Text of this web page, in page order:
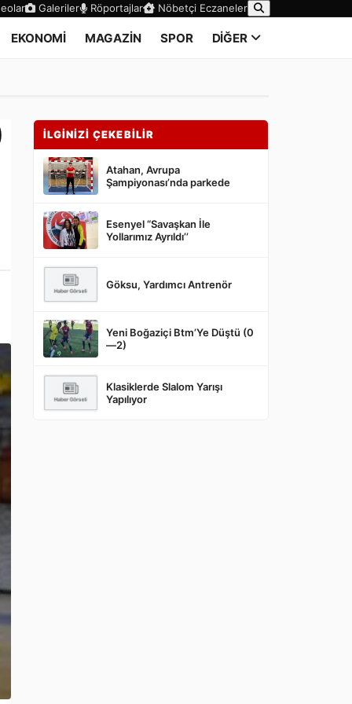
Galeriler Röportajlar Nöbetçi Eczaneler
EKONOMİ MAGAZİN SPOR DİĞER
İLGİNİZİ ÇEKEBİLİR
Atahan, Avrupa
Şampiyonası’nda parkede
Esenyel “Savaşkan İle
Yollarımız Ayrıldı’’
Göksu, Yardımcı Antrenör
Yeni Boğaziçi Btm’Ye Düştü (0
—2)
Klasiklerde Slalom Yarışı
Yapılıyor